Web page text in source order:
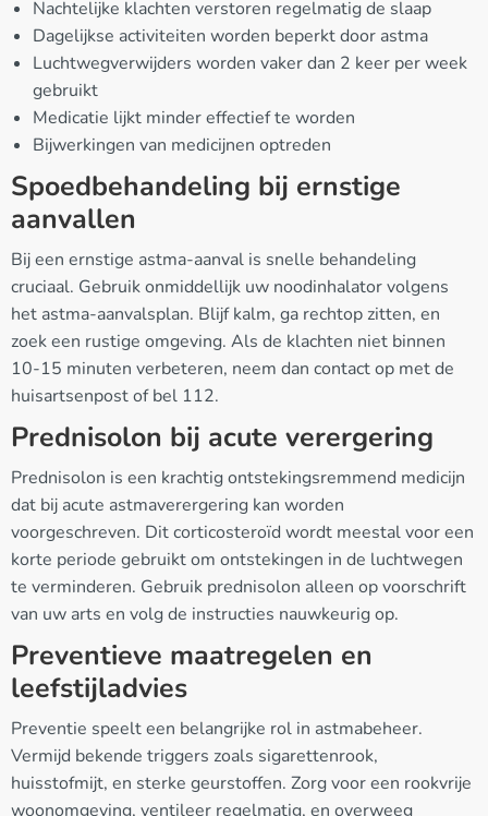
Nachtelijke klachten verstoren regelmatig de slaap
Dagelijkse activiteiten worden beperkt door astma
Luchtwegverwijders worden vaker dan 2 keer per week
gebruikt
Medicatie lijkt minder effectief te worden
Bijwerkingen van medicijnen optreden
Spoedbehandeling bij ernstige
aanvallen
Bij een ernstige astma-aanval is snelle behandeling
cruciaal. Gebruik onmiddellijk uw noodinhalator volgens
het astma-aanvalsplan. Blijf kalm, ga rechtop zitten, en
zoek een rustige omgeving. Als de klachten niet binnen
10-15 minuten verbeteren, neem dan contact op met de
huisartsenpost of bel 112.
Prednisolon bij acute verergering
Prednisolon is een krachtig ontstekingsremmend medicijn
dat bij acute astmaverergering kan worden
voorgeschreven. Dit corticosteroïd wordt meestal voor een
korte periode gebruikt om ontstekingen in de luchtwegen
te verminderen. Gebruik prednisolon alleen op voorschrift
van uw arts en volg de instructies nauwkeurig op.
Preventieve maatregelen en
leefstijladvies
Preventie speelt een belangrijke rol in astmabeheer.
Vermijd bekende triggers zoals sigarettenrook,
huisstofmijt, en sterke geurstoffen. Zorg voor een rookvrije
woonomgeving, ventileer regelmatig, en overweeg